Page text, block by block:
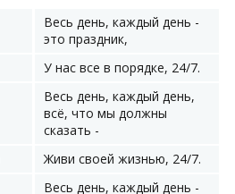
Весь день, каждый день -
это праздник,
У нас все в порядке, 24/7.
Весь день, каждый день,
всё, что мы должны
сказать -
Живи своей жизнью, 24/7.
Весь день, каждый день -